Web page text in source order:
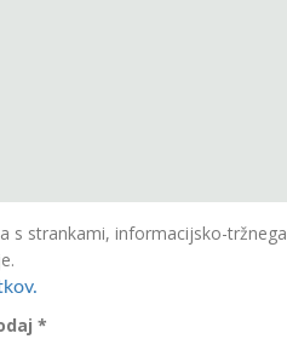
s strankami, informacijsko-tržnega
*